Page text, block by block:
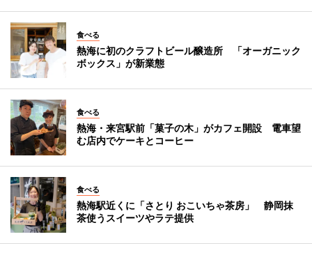
食べる
熱海に初のクラフトビール醸造所 「オーガニック
ボックス」が新業態
食べる
熱海・来宮駅前「菓子の木」がカフェ開設 電車望
む店内でケーキとコーヒー
食べる
熱海駅近くに「さとり おこいちゃ茶房」 静岡抹
茶使うスイーツやラテ提供